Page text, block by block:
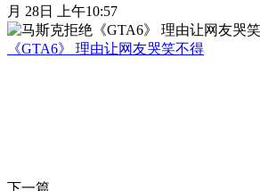
月 28日 上午10:57
《GTA6》 理由让网友哭笑不得
下一篇